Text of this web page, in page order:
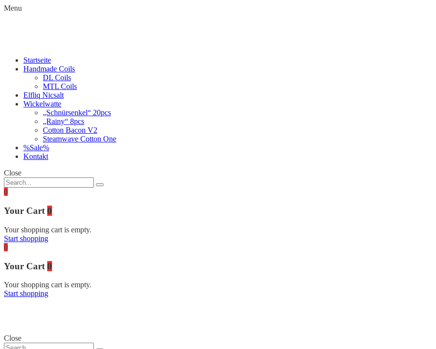
Menu
Startseite
Handmade Coils
DL Coils
MTL Coils
Elfliq Nicsalt
Wickelwatte
„Schnürsenkel“ 20pcs
„Rainy“ 8pcs
Cotton Bacon V2
Steamwave Cotton One
%Sale%
Kontakt
Close
0
Your Cart0
Your shopping cart is empty.
Start shopping
0
Your Cart 0
Your shopping cart is empty.
Start shopping
Close